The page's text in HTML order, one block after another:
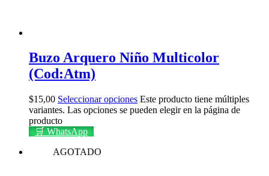
Buzo Arquero Niño Multicolor
(Cod:Atm)
$15,00 Seleccionar opciones Este producto tiene múltiples
variantes. Las opciones se pueden elegir en la página de
producto
🛒 WhatsApp
AGOTADO